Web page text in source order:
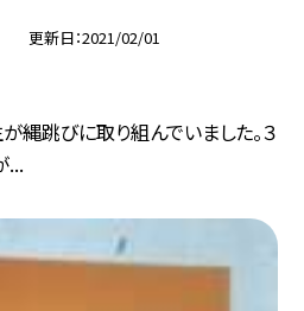
更新日 2021/02/01
縄跳びに取り組んでいました。３
...